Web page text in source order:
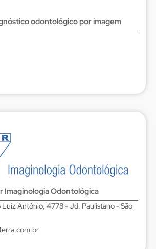
odontológico por imagem
Imaginologia Odontológica
Luiz Antônio, 4778 - Jd. Paulistano - São